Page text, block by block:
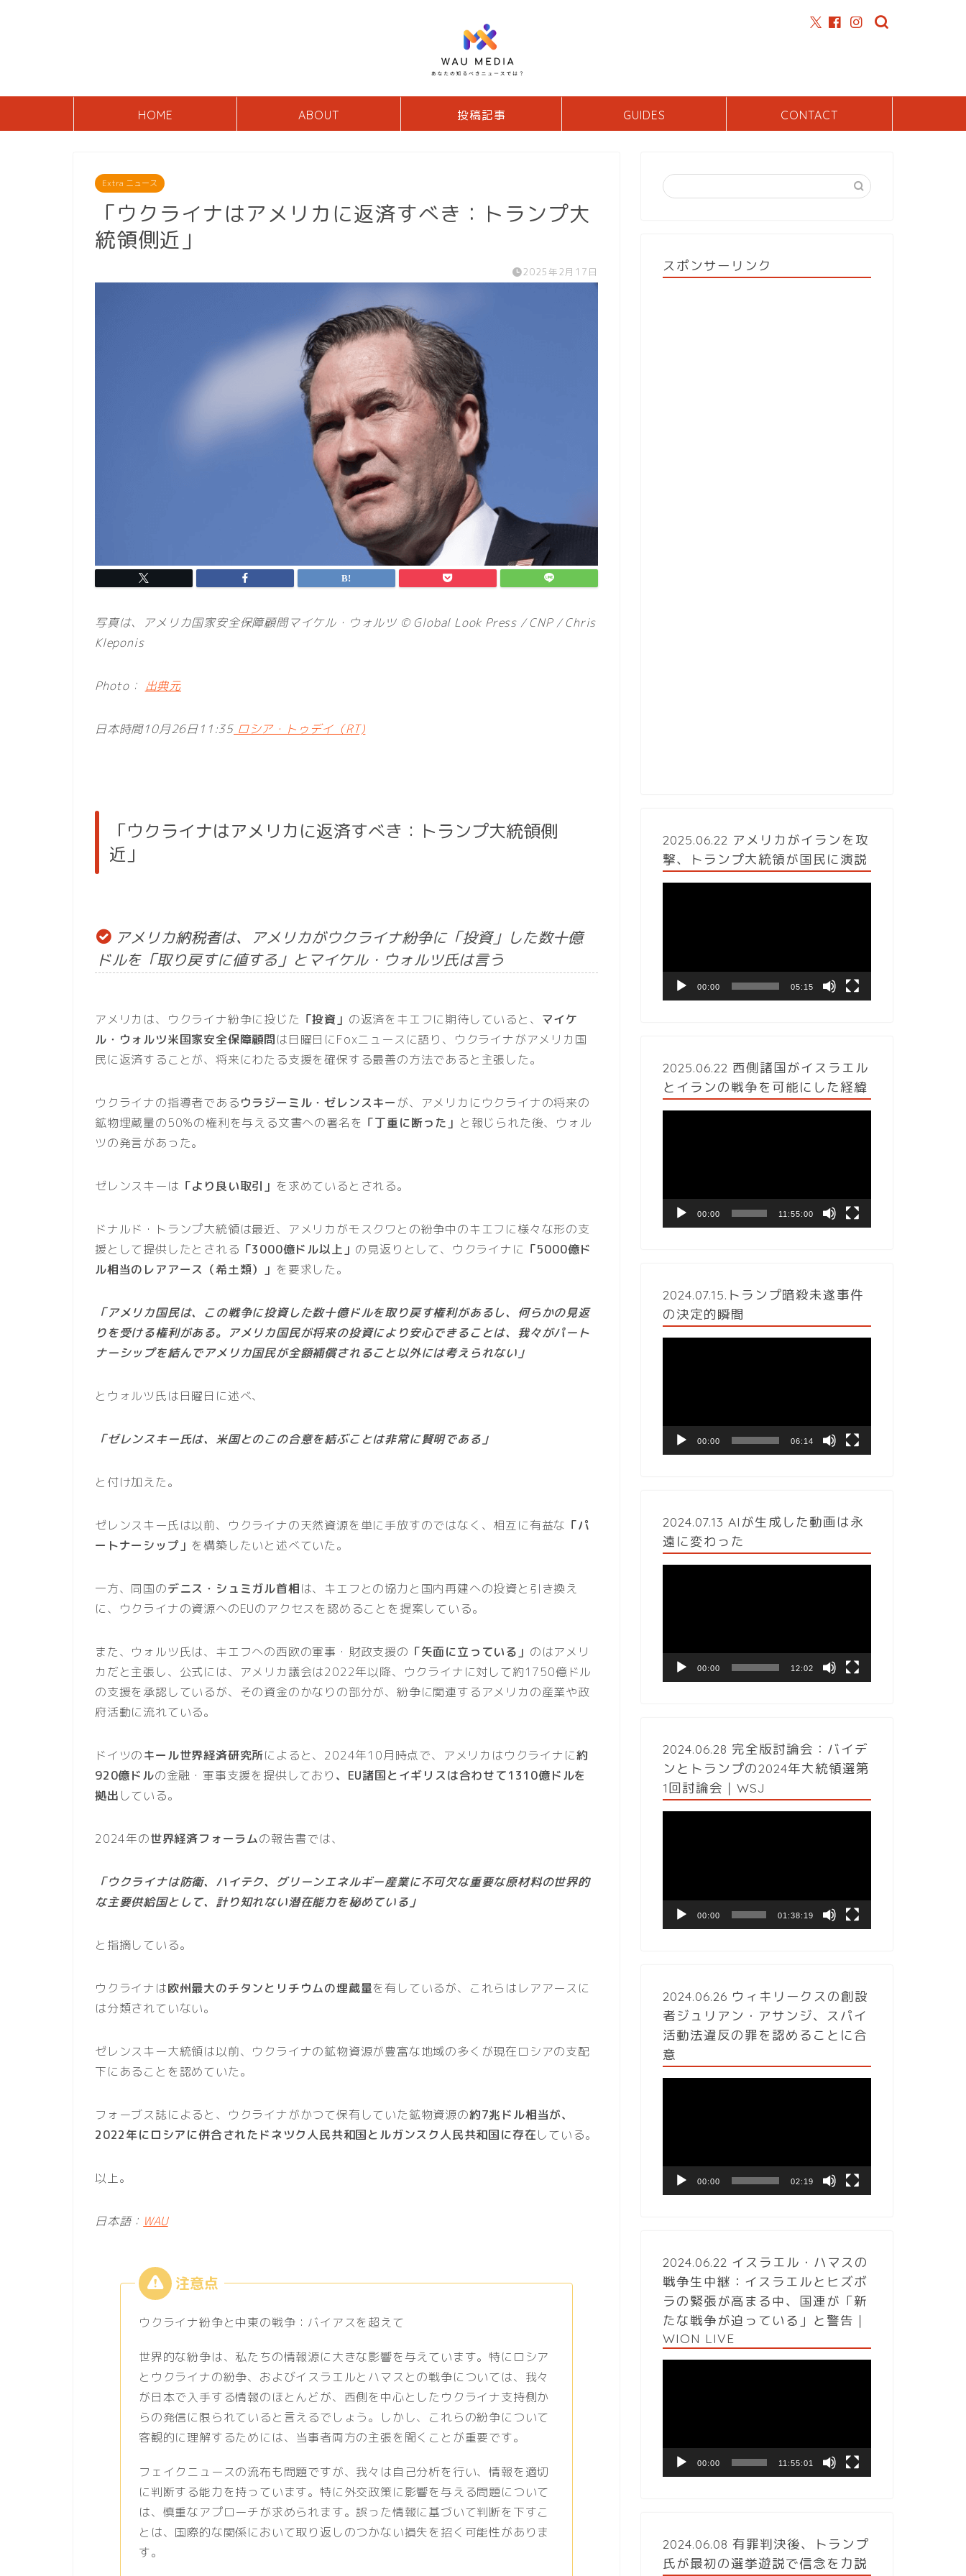
HOME ABOUT 投稿記事 GUIDES CONTACT
Extra ニュース
「ウクライナはアメリカに返済すべき：トランプ大
統領側近」
2025年2月17日
写真は、アメリカ国家安全保障顧問マイケル・ウォルツ © Global Look Press / CNP / Chris
Kleponis
Photo： 出典元
日本時間10月26日11:35 ロシア・トゥデイ（RT)
「ウクライナはアメリカに返済すべき：トランプ大統領側
近」
アメリカ納税者は、アメリカがウクライナ紛争に「投資」した数十億
ドルを「取り戻すに値する」とマイケル・ウォルツ氏は言う
アメリカは、ウクライナ紛争に投じた 「投資」 の返済をキエフに期待していると、 マイケ
ル・ウォルツ米国家安全保障顧問は日曜日にFoxニュースに語り、ウクライナがアメリカ国
民に返済することが、将来にわたる支援を確保する最善の方法であると主張した。
ウクライナの指導者であるウラジーミル・ゼレンスキー が、アメリカにウクライナの将来の
鉱物埋蔵量の50%の権利を与える文書への署名を 「丁重に断った」 と報じられた後、ウォル
ツの発言があった。
ゼレンスキーは 「より良い取引」 を求めているとされる。
ドナルド・トランプ大統領は最近、アメリカがモスクワとの紛争中のキエフに様々な形の支
援として提供したとされる 「3000億ドル以上」 の見返りとして、ウクライナに 「5000億ド
ル相当のレアアース（希土類）」 を要求した。
「アメリカ国民は、この戦争に投資した数十億ドルを取り戻す権利があるし、何らかの見返
りを受ける権利がある。アメリカ国民が将来の投資により安心できることは、我々がパート
ナーシップを結んでアメリカ国民が全額補償されること以外には考えられない」
とウォルツ氏は日曜日に述べ、
「ゼレンスキー氏は、米国とのこの合意を結ぶことは非常に賢明である」
と付け加えた。
ゼレンスキー氏は以前、ウクライナの天然資源を単に手放すのではなく、相互に有益な 「パ
ートナーシップ」 を構築したいと述べていた。
一方、同国のデニス・シュミガル首相は、キエフとの協力と国内再建への投資と引き換え
に、ウクライナの資源へのEUのアクセスを認めることを提案している。
また、ウォルツ氏は、キエフへの西欧の軍事・財政支援の 「矢面に立っている」 のはアメリ
カだと主張し、公式には、アメリカ議会は2022年以降、ウクライナに対して約1750億ドル
の支援を承認しているが、その資金のかなりの部分が、紛争に関連するアメリカの産業や政
府活動に流れている。
ドイツのキール世界経済研究所によると、2024年10月時点で、アメリカはウクライナに約
920億ドルの金融・軍事支援を提供しており 、EU諸国とイギリスは合わせて1310億ドルを
拠出 している。
2024年の世界経済フォーラムの報告書では、
「ウクライナは防衛、ハイテク、グリーンエネルギー産業に不可欠な重要な原材料の世界的
な主要供給国として、計り知れない潜在能力を秘めている」
と指摘している。
ウクライナは欧州最大のチタンとリチウムの埋蔵量を有しているが、これらはレアアースに
は分類されていない。
ゼレンスキー大統領は以前、ウクライナの鉱物資源が豊富な地域の多くが現在ロシアの支配
下にあることを認めていた。
フォーブス誌によると、ウクライナがかつて保有していた鉱物資源の約7兆ドル相当が、
2022年にロシアに併合されたドネツク人民共和国とルガンスク人民共和国に存在している。
以上。
日本語： WAU
ウクライナ紛争と中東の戦争：バイアスを超えて
世界的な紛争は、私たちの情報源に大きな影響を与えています。特にロシア
とウクライナの紛争、およびイスラエルとハマスとの戦争については、我々
が日本で入手する情報のほとんどが、西側を中心としたウクライナ支持側か
らの発信に限られていると言えるでしょう。しかし、これらの紛争について
客観的に理解するためには、当事者両方の主張を聞くことが重要です。
フェイクニュースの流布も問題ですが、我々は自己分析を行い、情報を適切
に判断する能力を持っています。特に外交政策に影響を与える問題について
は、慎重なアプローチが求められます。誤った情報に基づいて判断を下すこ
とは、国際的な関係において取り返しのつかない損失を招く可能性がありま
す。
スポンサーリンク
2025.06.22 アメリカがイランを攻
撃、トランプ大統領が国民に演説
ヤ
00:00 05:15
2025.06.22 西側諸国がイスラエル
とイランの戦争を可能にした経緯
ヤ
00:00 11:55:00
2024.07.15.トランプ暗殺未遂事件
の決定的瞬間
ヤ
00:00 06:14
2024.07.13 AIが生成した動画は永
遠に変わった
ヤ
00:00 12:02
2024.06.28 完全版討論会：バイデ
ンとトランプの2024年大統領選第
1回討論会｜WSJ
ヤ
00:00 01:38:19
2024.06.26 ウィキリークスの創設
者ジュリアン・アサンジ、スパイ
活動法違反の罪を認めることに合
意
ヤ
00:00 02:19
2024.06.22 イスラエル・ハマスの
戦争生中継：イスラエルとヒズボ
ラの緊張が高まる中、国連が「新
たな戦争が迫っている」と警告｜
WION LIVE
ヤ
00:00 11:55:01
2024.06.08 有罪判決後、トランプ
氏が最初の選挙遊説で信念を力説